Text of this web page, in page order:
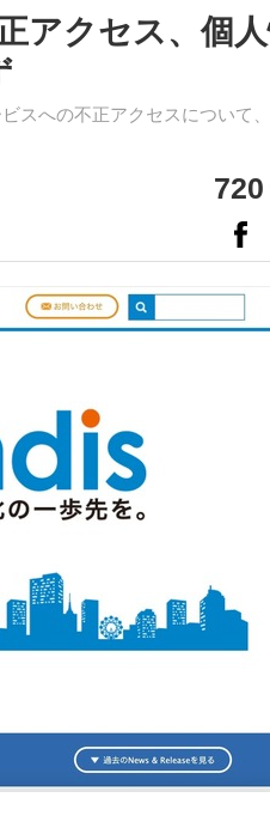
アクセス、個
スへの不正アクセスについて
720